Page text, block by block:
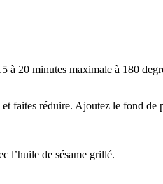
à 20 minutes maximale à 180
faites réduire. Ajoutez le fond de
l’huile de sésame grillé.